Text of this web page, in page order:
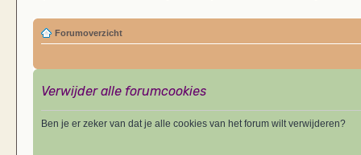
Forumoverzicht
Verwijder alle forumcookies
Ben je er zeker van dat je alle cookies van het forum wilt verwijderen?